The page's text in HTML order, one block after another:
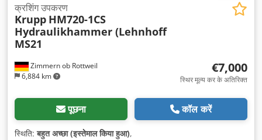
Zimmern ob Rottweil
6,884 km
क्रशिंग उपकरण
Krupp HM720-1CS
Hydraulikhammer (Lehnhoff
MS21
€7,000
स्थिर मूल्य कर के अतिरिक्त
पूछना कॉल करें
स्थिति:बहुत अच्छा (इस्तेमाल किया हुआ),